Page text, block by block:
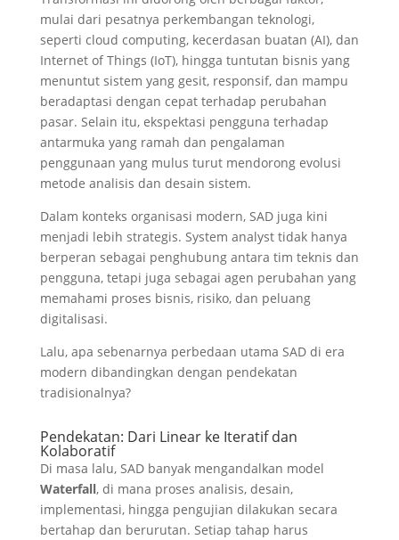
mulai dari pesatnya perkembangan teknologi,
seperti cloud computing, kecerdasan buatan (AI), dan
Internet of Things (IoT), hingga tuntutan bisnis yang
menuntut sistem yang gesit, responsif, dan mampu
beradaptasi dengan cepat terhadap perubahan
pasar. Selain itu, ekspektasi pengguna terhadap
antarmuka yang ramah dan pengalaman
penggunaan yang mulus turut mendorong evolusi
metode analisis dan desain sistem.
Dalam konteks organisasi modern, SAD juga kini
menjadi lebih strategis. System analyst tidak hanya
berperan sebagai penghubung antara tim teknis dan
pengguna, tetapi juga sebagai agen perubahan yang
memahami proses bisnis, risiko, dan peluang
digitalisasi.
Lalu, apa sebenarnya perbedaan utama SAD di era
modern dibandingkan dengan pendekatan
tradisionalnya?
Pendekatan: Dari Linear ke Iteratif dan
Kolaboratif
Di masa lalu, SAD banyak mengandalkan model
Waterfall, di mana proses analisis, desain,
implementasi, hingga pengujian dilakukan secara
bertahap dan berurutan. Setiap tahap harus